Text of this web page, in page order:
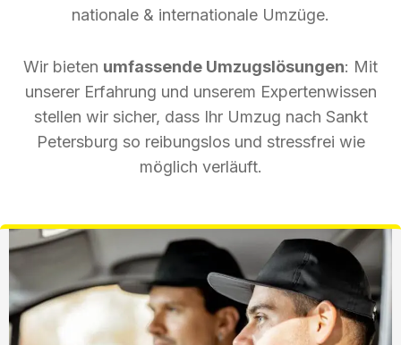
nationale & internationale Umzüge.
Wir bieten umfassende Umzugslösungen: Mit
unserer Erfahrung und unserem Expertenwissen
stellen wir sicher, dass Ihr Umzug nach Sankt
Petersburg so reibungslos und stressfrei wie
möglich verläuft.